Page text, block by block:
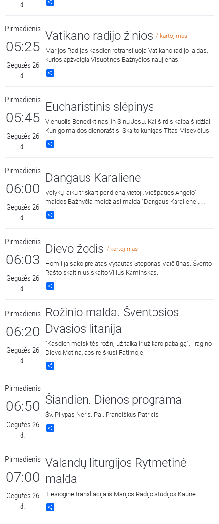
d.
Pirmadienis
05:25
Gegužės 26
d.
Vatikano radijo žinios / kartojimas
Marijos Radijas kasdien retransliuoja Vatikano radijo laidas,
kurios apžvelgia Visuotinės Bažnyčios naujienas.
Pirmadienis
05:45
Gegužės 26
d.
Eucharistinis slėpinys
Vienuolis Benediktinas. In Sinu Jesu. Kai širdis kalba širdžiai.
Pirmadienis
06:00
Gegužės 26
d.
Dangaus Karaliene
Velykų laiku triskart per dieną vietoj „Viešpaties Angelo"
maldos Bažnyčia meldžiasi malda "Dangaus Karaliene",
drauge su Įsikūnijusio Žodžio Gimdytoja džiaugdamasi ir
skelbdama Jo prisikėlimą iš numirusių.
Pirmadienis
06:03
Gegužės 26
d.
Dievo žodis / kartojimas
Homiliją sako prelatas Vytautas Steponas Vaičiūnas. Švento
Rašto skaitinius skaito Vilius Kaminskas.
Pirmadienis
06:20
Gegužės 26
d.
Rožinio malda. Šventosios
Dvasios litanija
"Kasdien melskitės rožinį už taiką ir už karo pabaigą", - ragino
Dievo Motina, apsireiškusi Fatimoje.
Pirmadienis
06:50
Gegužės 26
d.
Šiandien. Dienos programa
Šv. Pilypas Neris. Pal. Pranciškus Patricis
Pirmadienis
07:00
Gegužės 26
d.
Valandų liturgijos Rytmetinė
malda
Tiesioginė transliacija iš Marijos Radijo studijos Kaune.